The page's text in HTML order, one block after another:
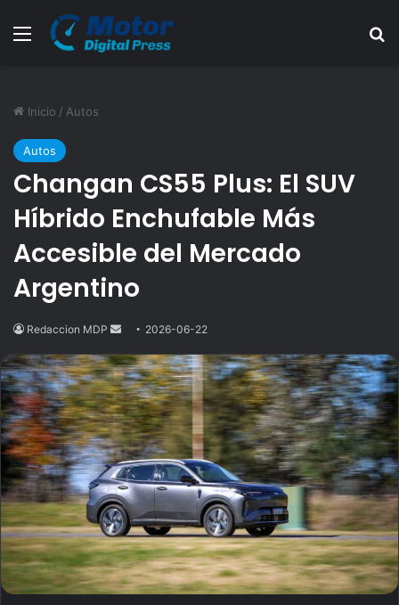
Menú
Inicio / Autos
Autos
Changan CS55 Plus: El SUV
Híbrido Enchufable Más
Accesible del Mercado
Argentino
Redaccion MDP
Send
email
2026-06-22